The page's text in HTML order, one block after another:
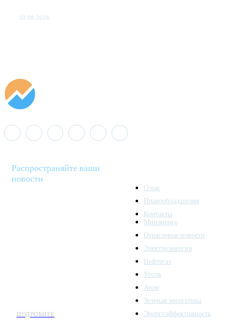
03.08.2026
Распространяйте ваши
новости
ПОДРОБНЕЕ
О нас
Правообладателям
Контакты
Минэнерго
Отраслевые новости
Электроэнергия
Нефтегаз
Уголь
Атом
Зеленая энергетика
Энергоэффективность